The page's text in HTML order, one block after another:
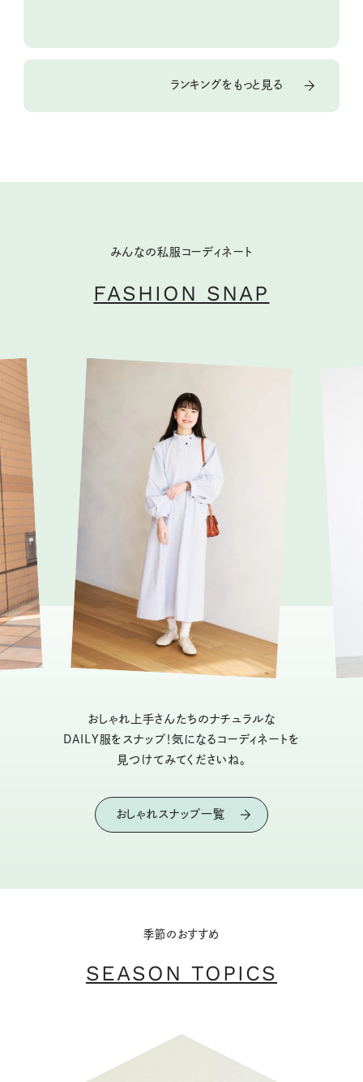
ランキングをもっと見る
みんなの私服コーディネート
FASHION SNAP
おしゃれ上手さんたちのナチュラルな
DAILY服をスナップ！気になるコーディネートを
見つけてみてくださいね。
おしゃれスナップ一覧
季節のおすすめ
SEASON TOPICS